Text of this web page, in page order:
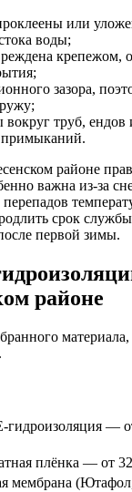
или
воды;
крепежом,
зазора,
труб, ендов
районе
важна из-за
перепадов
срок
первой зимы.
районе
гидроизоляция —
плёнка — от
мембрана